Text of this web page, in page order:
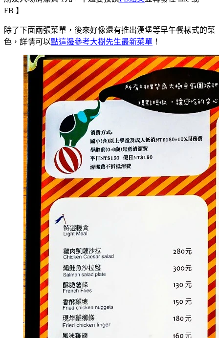
FB 】
除了下面兩張菜單，後來好像還有推出漢堡等早午餐樣式的菜
色，詳情可以點這邊參考大樹先生最新菜單 ！